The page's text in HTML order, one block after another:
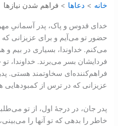
خانه دعاها فراهم شدن نيازها
خدای قدوس و پاک، پدر آسمانیِ
حضور تو می‌آیم و برای عزیزانی که
می‌کنم. خداوندا، بسیاری در بیم و
فردایشان بسر می‌برند. خداوندا،
فراهم‌کننده‌ای سخاوتمند هستی.
عزیزانی که در ترس از کمبودهایی
پدر جان، در درجۀ اول، از تو
خاطر را بدهی که تو آنها را